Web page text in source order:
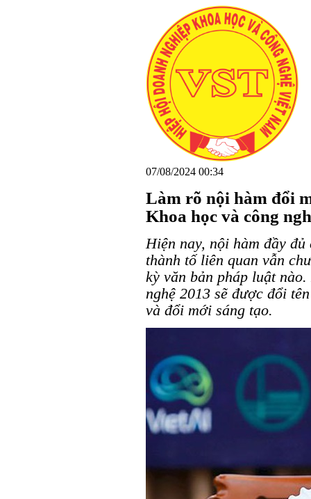
07/08/2024 00:34
Làm rõ nội hàm đổi
Khoa học và công
Hiện nay, nội hàm đầy
thành tố liên quan vẫn
kỳ văn bản pháp luật
nghệ 2013 sẽ được đổi
và đổi mới sáng tạo.